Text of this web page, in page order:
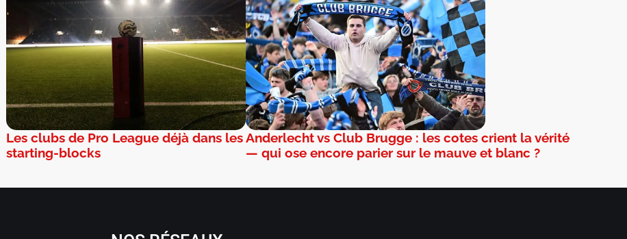
Les clubs de Pro League déjà dans les
starting-blocks
Anderlecht vs Club Brugge : les cotes crient la vérité
— qui ose encore parier sur le mauve et blanc ?